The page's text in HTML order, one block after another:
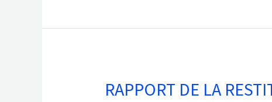
RAPPORT DE LA
RAPPORT